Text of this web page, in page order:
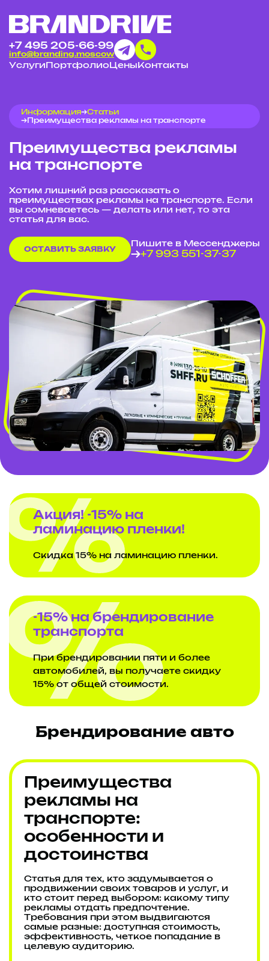
Услуги Портфолио Цены Контакты
+7 495 205-66-99
info@branding.moscow
Информация
Статьи
Преимущества рекламы на транспорте
Преимущества рекламы
на транспорте
Хотим лишний раз рассказать о
преимуществах рекламы на транспорте. Если
вы сомневаетесь — делать или нет, то эта
статья для вас.
ОСТАВИТЬ ЗАЯВКУ
Пишите в Мессенджеры
+7 993 551-37-37
Акция! -15% на
ламинацию пленки!
Скидка 15% на ламинацию пленки.
-15% на брендирование
транспорта
При брендировании пяти и более
автомобилей, вы получаете скидку
15% от общей стоимости.
Брендирование авто
Преимущества
рекламы на
транспорте:
особенности и
достоинства
Статья для тех, кто задумывается о
продвижении своих товаров и услуг, и
кто стоит перед выбором: какому типу
рекламы отдать предпочтение.
Требования при этом выдвигаются
самые разные: доступная стоимость,
эффективность, четкое попадание в
целевую аудиторию.